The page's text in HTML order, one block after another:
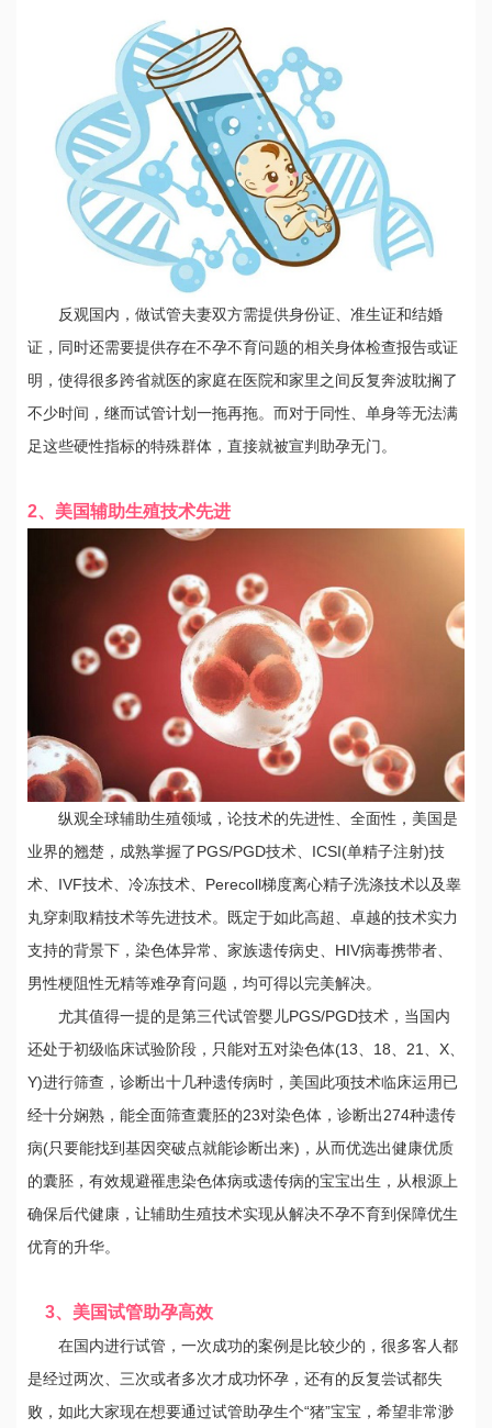
反观国内，做试管夫妻双方需提供身份证、准生证和结婚
证，同时还需要提供存在不孕不育问题的相关身体检查报告或证
明，使得很多跨省就医的家庭在医院和家里之间反复奔波耽搁了
不少时间，继而试管计划一拖再拖。而对于同性、单身等无法满
足这些硬性指标的特殊群体，直接就被宣判助孕无门。
2、美国辅助生殖技术先进
纵观全球辅助生殖领域，论技术的先进性、全面性，美国是
业界的翘楚，成熟掌握了PGS/PGD技术、ICSI(单精子注射)技
术、IVF技术、冷冻技术、Perecoll梯度离心精子洗涤技术以及睾
丸穿刺取精技术等先进技术。既定于如此高超、卓越的技术实力
支持的背景下，染色体异常、家族遗传病史、HIV病毒携带者、
男性梗阻性无精等难孕育问题，均可得以完美解决。
尤其值得一提的是第三代试管婴儿PGS/PGD技术，当国内
还处于初级临床试验阶段，只能对五对染色体(13、18、21、X、
Y)进行筛查，诊断出十几种遗传病时，美国此项技术临床运用已
经十分娴熟，能全面筛查囊胚的23对染色体，诊断出274种遗传
病(只要能找到基因突破点就能诊断出来)，从而优选出健康优质
的囊胚，有效规避罹患染色体病或遗传病的宝宝出生，从根源上
确保后代健康，让辅助生殖技术实现从解决不孕不育到保障优生
优育的升华。
3、美国试管助孕高效
在国内进行试管，一次成功的案例是比较少的，很多客人都
是经过两次、三次或者多次才成功怀孕，还有的反复尝试都失
败，如此大家现在想要通过试管助孕生个“猪”宝宝，希望非常渺